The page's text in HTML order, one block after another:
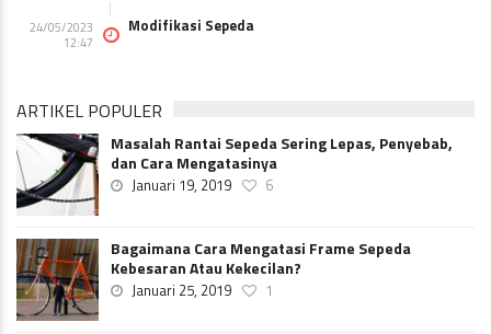
24/05/2023
12:47
Modifikasi Sepeda
ARTIKEL POPULER
Masalah Rantai Sepeda Sering Lepas, Penyebab,
dan Cara Mengatasinya
Januari 19, 2019 6
Bagaimana Cara Mengatasi Frame Sepeda
Kebesaran Atau Kekecilan?
Januari 25, 2019 1